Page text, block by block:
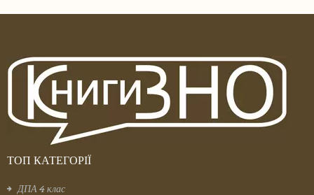
ТОП КАТЕГОРІЇ
ДПА 4 клас